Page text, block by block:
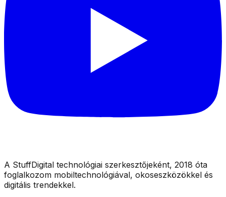
A StuffDigital technológiai szerkesztőjeként, 2018 óta
foglalkozom mobiltechnológiával, okoseszközökkel és
digitális trendekkel.